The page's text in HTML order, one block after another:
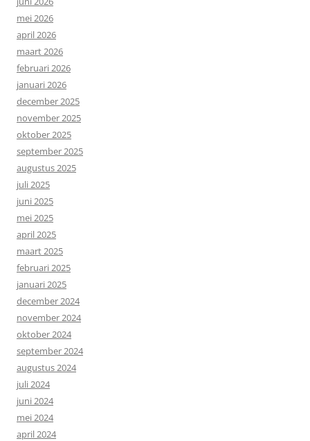
mei 2026
april 2026
maart 2026
februari 2026
januari 2026
december 2025
november 2025
oktober 2025
september 2025
augustus 2025
juli 2025
juni 2025
mei 2025
april 2025
maart 2025
februari 2025
januari 2025
december 2024
november 2024
oktober 2024
september 2024
augustus 2024
juli 2024
juni 2024
mei 2024
april 2024